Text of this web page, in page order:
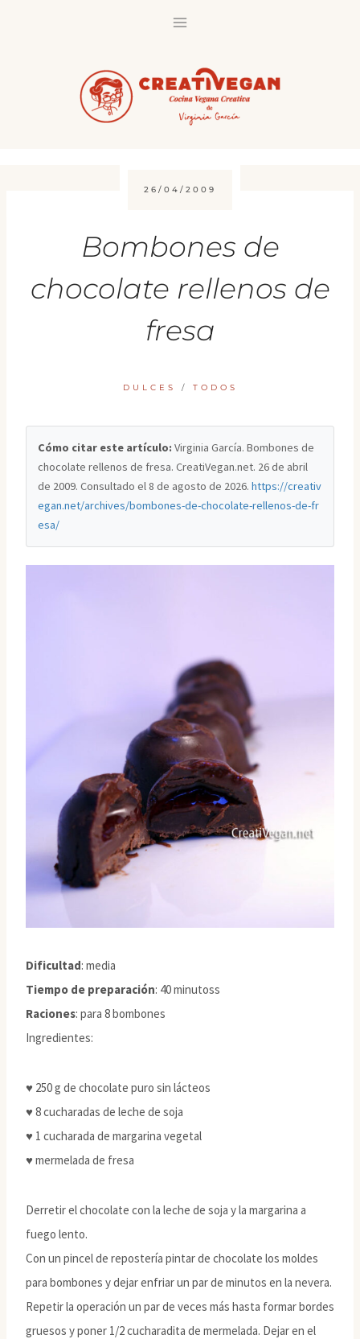
26/04/2009
Bombones de
chocolate rellenos de
fresa
DULCES / TODOS
Cómo citar este artículo: Virginia García. Bombones de
chocolate rellenos de fresa. CreatiVegan.net. 26 de abril
de 2009. Consultado el 8 de agosto de 2026.https://creativ
egan.net/archives/bombones-de-chocolate-rellenos-de-fr
esa/
Dificultad: media
Tiempo de preparación: 40 minutoss
Raciones: para 8 bombones
Ingredientes:
♥ 250 g de chocolate puro sin lácteos
♥ 8 cucharadas de leche de soja
♥ 1 cucharada de margarina vegetal
♥ mermelada de fresa
Derretir el chocolate con la leche de soja y la margarina a
fuego lento.
Con un pincel de repostería pintar de chocolate los moldes
para bombones y dejar enfriar un par de minutos en la nevera.
Repetir la operación un par de veces más hasta formar bordes
gruesos y poner 1/2 cucharadita de mermelada. Dejar en el